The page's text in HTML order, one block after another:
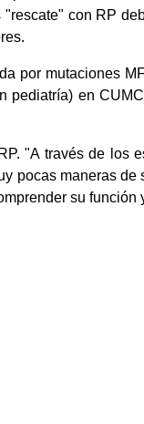
con RP
por mutaciones
en
"A través de
pocas maneras
su